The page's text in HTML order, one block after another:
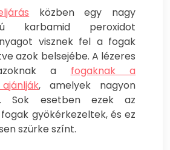
közben egy nagy
karbamid peroxidot
visznek fel a fogak
azok belsejébe. A lézeres
a fogaknak a
, amelyek nagyon
Sok esetben ezek az
gyökérkezeltek, és ez
szürke színt.